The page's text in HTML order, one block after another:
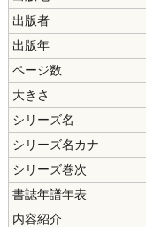
出版者
出版年
ページ数
大きさ
シリーズ名
シリーズ名カナ
シリーズ巻次
書誌年譜年表
内容紹介